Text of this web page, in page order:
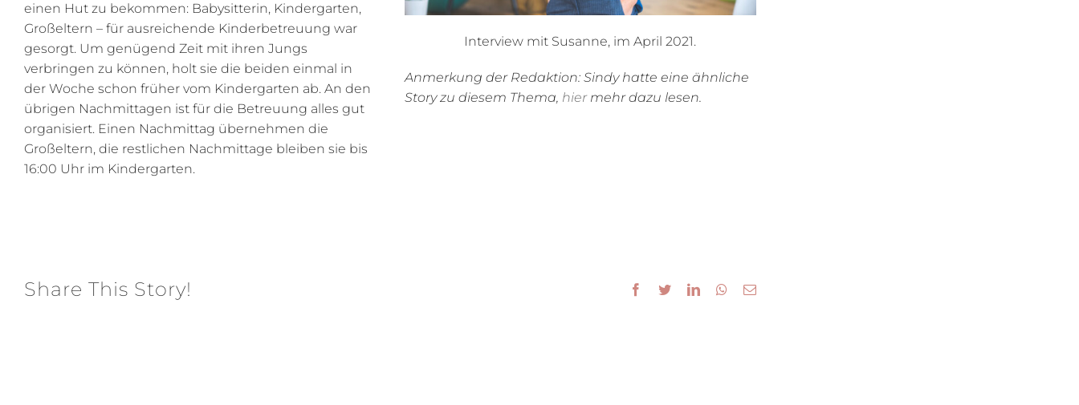
einen Hut zu bekommen: Babysitterin, Kindergarten,
Großeltern – für ausreichende Kinderbetreuung war
gesorgt. Um genügend Zeit mit ihren Jungs
verbringen zu können, holt sie die beiden einmal in
der Woche schon früher vom Kindergarten ab. An den
übrigen Nachmittagen ist für die Betreuung alles gut
organisiert. Einen Nachmittag übernehmen die
Großeltern, die restlichen Nachmittage bleiben sie bis
16:00 Uhr im Kindergarten.
Interview mit Susanne, im April 2021.
Anmerkung der Redaktion: Sindy hatte eine ähnliche
Story zu diesem Thema, hiermehr dazu lesen.
Share This Story! Facebook
TwitterLinkedInWhatsApp
E-